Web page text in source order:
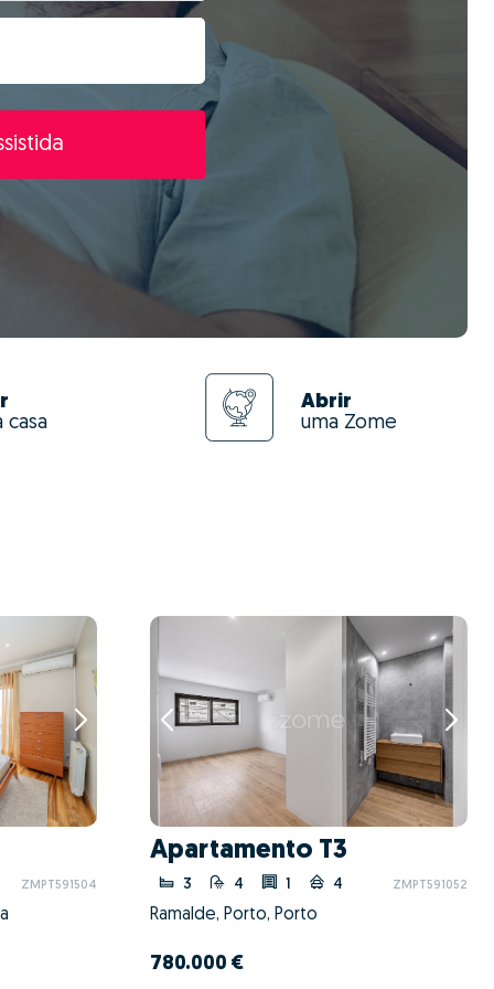
casa
Abrir
uma Zome
ZMPT591504
Apartamento T3
3 4 1 4 ZMPT591052
Ramalde, Porto, Porto
780.000 €